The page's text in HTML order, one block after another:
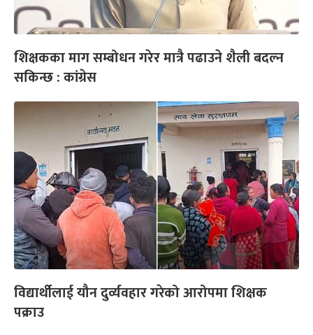
शिक्षकका माग सम्बोधन गरेर मात्रै पढाउने शैली बदल्न
सकिन्छ : कांग्रेस
विद्यार्थीलाई यौन दुर्व्यवहार गरेको आरोपमा शिक्षक
पक्राउ